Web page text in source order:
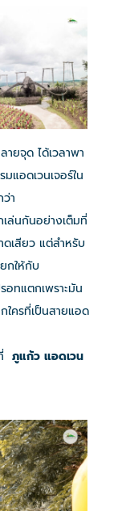
ยจุด ได้เวลาพา
แอดเวนเจอร์ใน
า
ล่นกันอย่างเต็มที่
เสียว แต่สำหรับ
กให้กับ
อทแตกเพราะมัน
ใครที่เป็นสายแอด
ภูแก้ว แอดเวน